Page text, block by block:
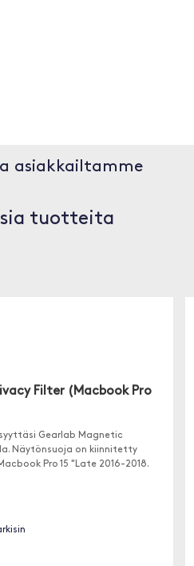
asiakkailtamme
tuotteita
Filter (Macbook Pro
Gearlab Magnetic
Näytönsuoja on kiinnitetty
Pro 15 "Late 2016-2018.